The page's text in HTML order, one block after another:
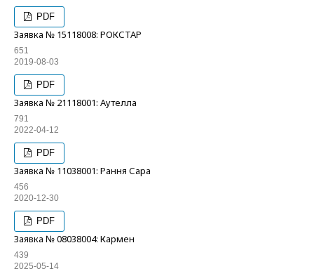
PDF
Заявка № 15118008: РОКСТАР
651
2019-08-03
PDF
Заявка № 21118001: Аутелла
791
2022-04-12
PDF
Заявка № 11038001: Рання Сара
456
2020-12-30
PDF
Заявка № 08038004: Кармен
439
2025-05-14